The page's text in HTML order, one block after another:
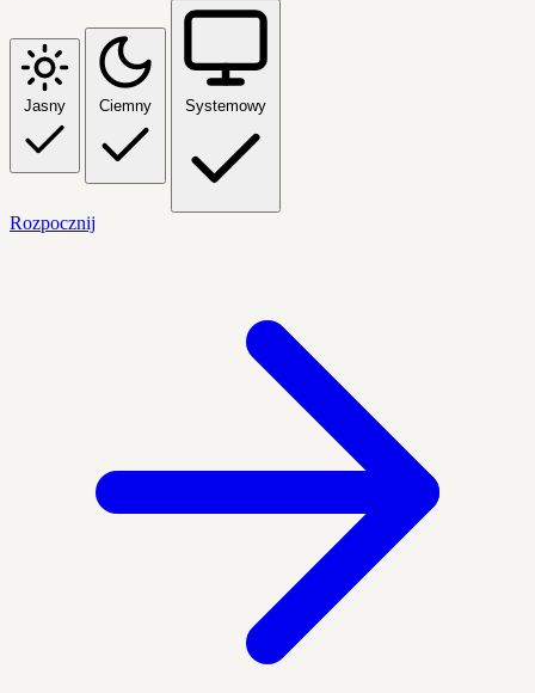
Jasny Ciemny Systemowy
Rozpocznij